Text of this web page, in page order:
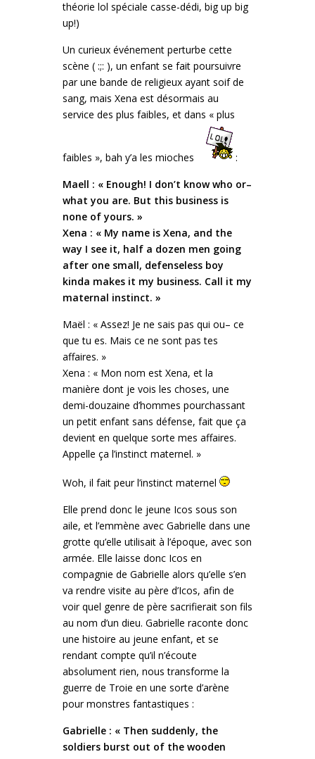
théorie lol spéciale casse-dédi, big up big
up!)
Un curieux événement perturbe cette
scène ( :;: ), un enfant se fait poursuivre
par une bande de religieux ayant soif de
sang, mais Xena est désormais au
service des plus faibles, et dans « plus
faibles », bah y’a les mioches
:
Maell : « Enough! I don’t know who or–
what you are. But this business is
none of yours. »
Xena : « My name is Xena, and the
way I see it, half a dozen men going
after one small, defenseless boy
kinda makes it my business. Call it my
maternal instinct. »
Maël : « Assez! Je ne sais pas qui ou– ce
que tu es. Mais ce ne sont pas tes
affaires. »
Xena : « Mon nom est Xena, et la
manière dont je vois les choses, une
demi-douzaine d’hommes pourchassant
un petit enfant sans défense, fait que ça
devient en quelque sorte mes affaires.
Appelle ça l’instinct maternel. »
Woh, il fait peur l’instinct maternel
Elle prend donc le jeune Icos sous son
aile, et l’emmène avec Gabrielle dans une
grotte qu’elle utilisait à l’époque, avec son
armée. Elle laisse donc Icos en
compagnie de Gabrielle alors qu’elle s’en
va rendre visite au père d’Icos, afin de
voir quel genre de père sacrifierait son fils
au nom d’un dieu. Gabrielle raconte donc
une histoire au jeune enfant, et se
rendant compte qu’il n’écoute
absolument rien, nous transforme la
guerre de Troie en une sorte d’arène
pour monstres fantastiques :
Gabrielle : « Then suddenly, the
soldiers burst out of the wooden